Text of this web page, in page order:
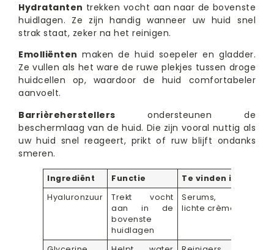
Hydratanten trekken vocht aan naar de bovenste
huidlagen. Ze zijn handig wanneer uw huid snel
strak staat, zeker na het reinigen.
Emolliënten maken de huid soepeler en gladder.
Ze vullen als het ware de ruwe plekjes tussen droge
huidcellen op, waardoor de huid comfortabeler
aanvoelt.
Barrièreherstellers ondersteunen de
beschermlaag van de huid. Die zijn vooral nuttig als
uw huid snel reageert, prikt of ruw blijft ondanks
smeren.
Ingrediënt Functie
Te vinden in
Hyaluronzuur
Trekt vocht
aan in de
bovenste
huidlagen
Serums, gels,
lichte crèmes